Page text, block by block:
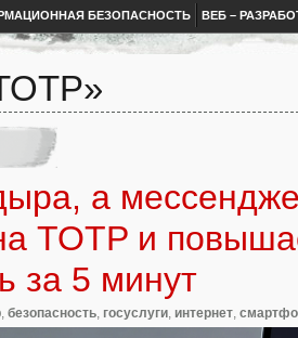
БЕЗОПАСНОСТЬ ВЕБ –
а
TOTP и
за 5 минут
безопасность госуслуги интернет